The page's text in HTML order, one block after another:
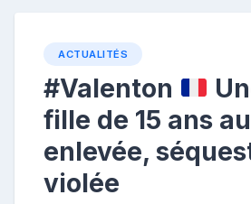
ACTUALITÉS
#Valenton
fille de 15 ans
enlevée,
violée